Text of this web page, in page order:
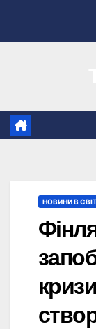
НОВИНИ В